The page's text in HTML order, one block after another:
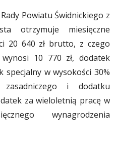
Powiatu Świdnickiego z
otrzymuje miesięczne
20 640 zł brutto, z czego
10 770 zł, dodatek
specjalny w wysokości 30%
zasadniczego i dodatku
za wieloletnią pracę w
wynagrodzenia